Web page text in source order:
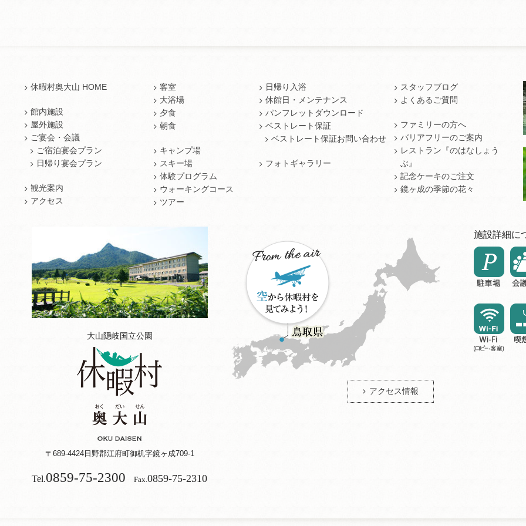
休暇村奥大山 HOME
館内施設
屋外施設
ご宴会・会議
ご宿泊宴会プラン
日帰り宴会プラン
観光案内
アクセス
客室
大浴場
夕食
朝食
キャンプ場
スキー場
体験プログラム
ウォーキングコース
ツアー
日帰り入浴
休館日・メンテナンス
パンフレットダウンロード
ベストレート保証
ベストレート保証お問い合わせ
フォトギャラリー
スタッフブログ
よくあるご質問
ファミリーの方へ
バリアフリーのご案内
レストラン『のはなしょう
ぶ』
記念ケーキのご注文
鏡ヶ成の季節の花々
大山隠岐国立公園
〒689-4424日野郡江府町御机字鏡ヶ成709-1
Tel.0859-75-2300 Fax. 0859-75-2310
アクセス情報
施設詳細に